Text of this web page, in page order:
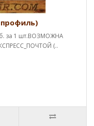
за 1 шт.ВОЗМОЖНА
(..